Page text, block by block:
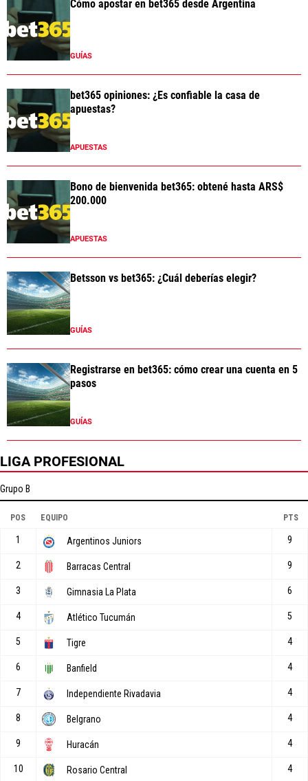
Cómo apostar en bet365 desde Argentina
GUÍAS
bet365 opiniones: ¿Es confiable la casa de
apuestas?
APUESTAS
Bono de bienvenida bet365: obtené hasta ARS$
200.000
APUESTAS
Betsson vs bet365: ¿Cuál deberías elegir?
GUÍAS
Registrarse en bet365: cómo crear una cuenta en 5
pasos
GUÍAS
LIGA PROFESIONAL